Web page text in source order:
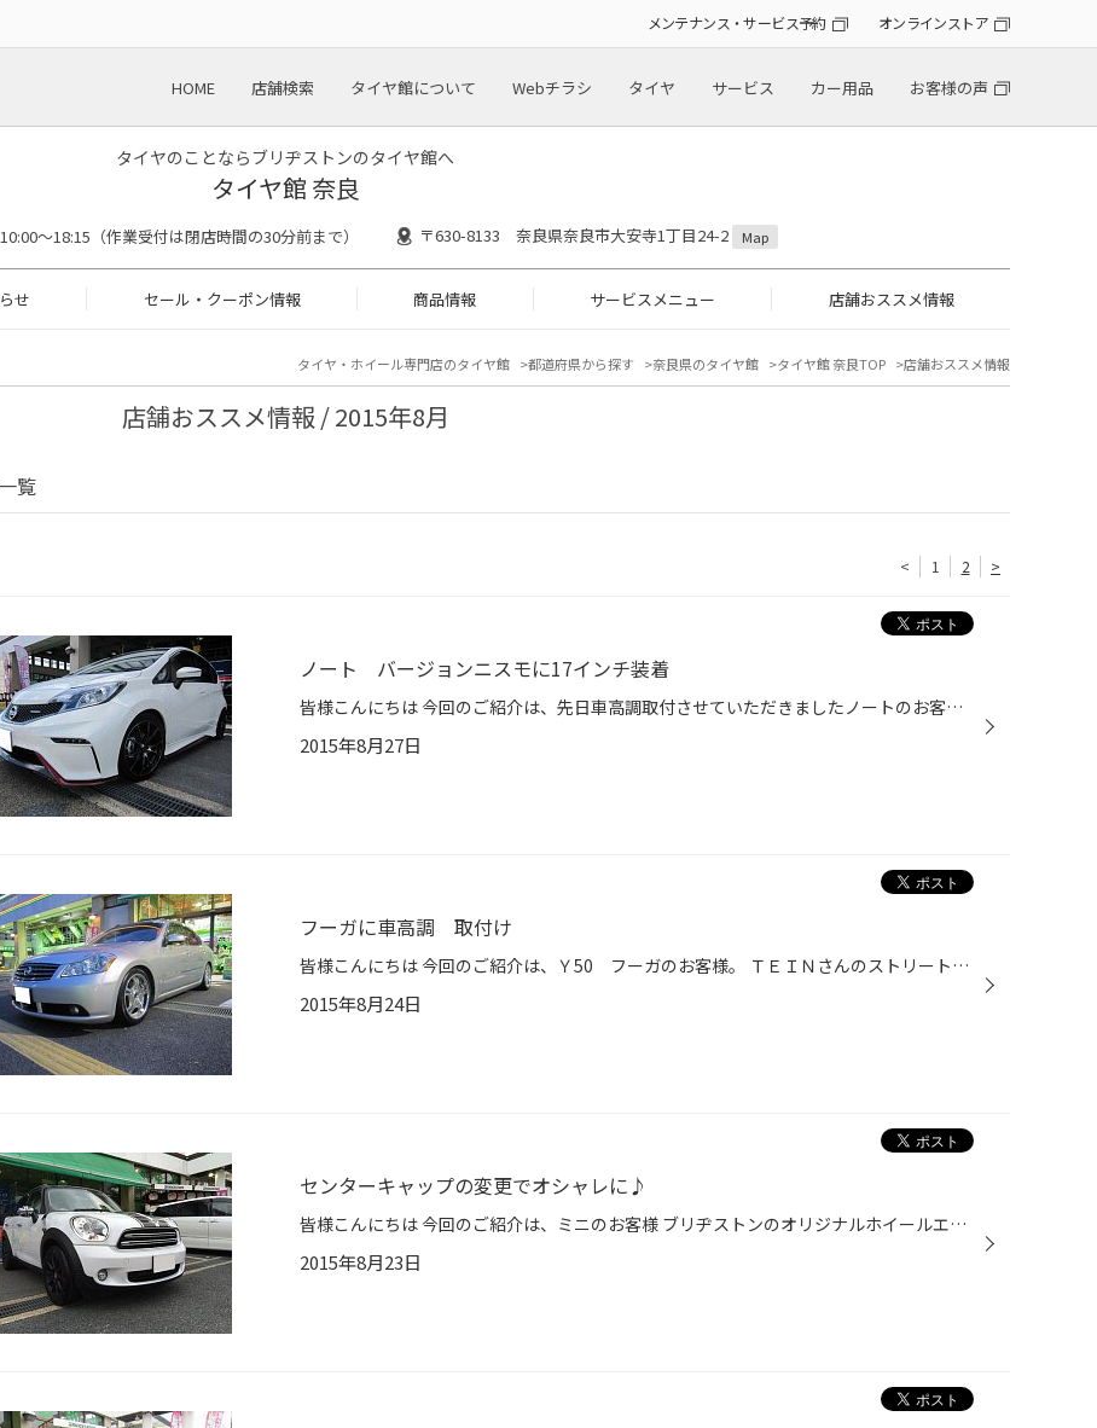
メンテナンス・サービス予約 オンラインストア
HOME 店舗検索 タイヤ館について Webチラシ タイヤ サービス カー用品 お客様の声
タイヤのことならブリヂストンのタイヤ館へ
タイヤ館 奈良
10:00～18:15（作業受付は閉店時間の30分前まで） 〒630-8133 奈良県奈良市大安寺1丁目24-2 Map
せ セール・クーポン情報 商品情報 サービスメニュー 店舗おススメ情報
タイヤ・ホイール専門店のタイヤ館 都道府県から探す 奈良県のタイヤ館 タイヤ館 奈良TOP 店舗おススメ情報
店舗おススメ情報 / 2015年8月
覧
< 1 2 >
ノート バージョンニスモに17インチ装着
皆様こんにちは 今回のご紹介は、先日車高調取付させていただきましたノートのお客様 今回は、ウェッズさんのウエッズスポーツのＳＡ10Ｒ 17インチの装着です。 タイヤは、ポテンザＲＥ003 今年の新作タイヤですね！ スポーティーパターンですが街乗りを考慮されております スタンダードポテンザ...
2015年8月27日
フーガに車高調 取付け
皆様こんにちは 今回のご紹介は、Ｙ50 フーガのお客様。 ＴＥＩＮさんのストリートフレックスの装着です。 乗り心地で好評なテインさん セダン・ワゴンでもいい感じですね！ 車高は、基準値より-1ｃｍダウン 少し外径の小さいタイヤが装着されておりましたので かなり低く見えちゃってますね
2015年8月24日
センターキャップの変更でオシャレに♪
皆様こんにちは 今回のご紹介は、ミニのお客様 ブリヂストンのオリジナルホイールエコフォルムＣＲＳ131 ナチュラルブラック 16インチへの交換です。 純正のホイールがシルバーで、ブレーキダストが気になるとのことで目立たないようなホイールが良いとのことで、ご提案させて頂きました。 こちら...
2015年8月23日